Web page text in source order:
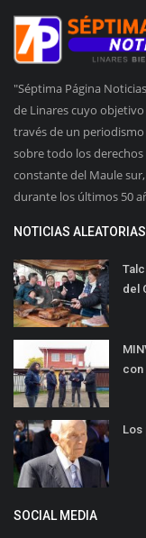
"Séptima Página
de Linares cuyo
través de un
sobre todo los
constante del Maule
durante los últimos 50
NOTICIAS ALEATORIAS
del
con
Los
SOCIAL MEDIA